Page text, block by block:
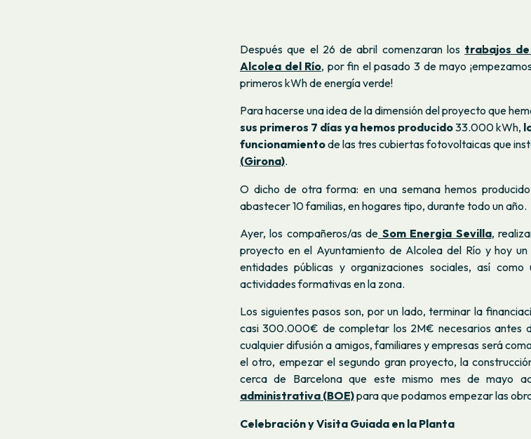
Después que el 26 de abril comenzaran los trabajos
Alcolea del Río, por fin el pasado 3 de mayo
primeros kWh de energía verde!
Para hacerse una idea de la dimensión del proyecto que
sus primeros 7 días ya hemos producido33.000 kWh,
funcionamientode las tres cubiertas fotovoltaicas que
(Girona).
O dicho de otra forma: en una semana hemos
abastecer 10 familias, en hogares tipo, durante todo un año.
Ayer, los compañeros/as de Som Energia Sevilla,
proyecto en el Ayuntamiento de Alcolea del Río y hoy un
entidades públicas y organizaciones sociales, así
actividades formativas en la zona.
Los siguientes pasos son, por un lado, terminar la
casi 300.000€ de completar los 2M€ necesarios antes
cualquier difusión a amigos, familiares y empresas será
el otro, empezar el segundo gran proyecto, la
cerca de Barcelona que este mismo mes de mayo
administrativa (BOE)para que podamos empezar las
Celebración y Visita Guiada en la Planta